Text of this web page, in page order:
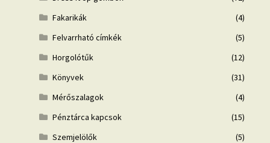
Fakarikák
(4)
Felvarrható címkék
(5)
Horgolótűk
(12)
Könyvek
(31)
Mérőszalagok
(4)
Pénztárca kapcsok
(15)
Szemjelölők
(5)